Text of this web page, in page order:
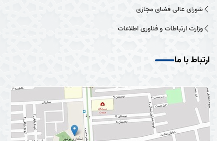
شورای عالی فضای مجازی
وزارت ارتباطات و فناوری اطلاعات
ارتباط با ما